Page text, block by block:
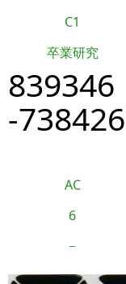
C1
卒業研究
839346
-
AC
6
−